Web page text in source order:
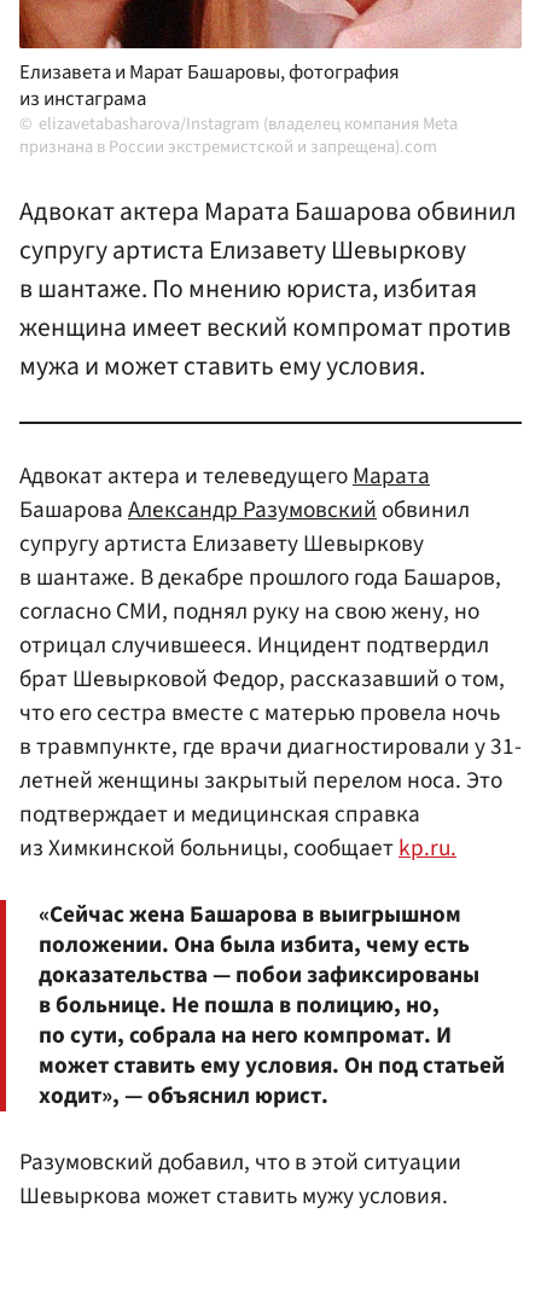
Елизавета и Марат Башаровы, фотография
из инстаграма
elizavetabasharova/Instagram (владелец компания Meta
признана в России экстремистской и запрещена).com
Адвокат актера Марата Башарова обвинил
супругу артиста Елизавету Шевыркову
в шантаже. По мнению юриста, избитая
женщина имеет веский компромат против
мужа и может ставить ему условия.
Адвокат актера и телеведущегоМарата
БашароваАлександр Разумовскийобвинил
супругу артиста Елизавету Шевыркову
в шантаже. В декабре прошлого года Башаров,
согласно СМИ, поднял руку на свою жену, но
отрицал случившееся. Инцидент подтвердил
брат Шевырковой Федор, рассказавший о том,
что его сестра вместе с матерью провела ночь
в травмпункте, где врачи диагностировали у 31-
летней женщины закрытый перелом носа. Это
подтверждает и медицинская справка
из Химкинской больницы, сообщаетkp.ru.
«Сейчас жена Башарова в выигрышном
положении. Она была избита, чему есть
доказательства — побои зафиксированы
в больнице. Не пошла в полицию, но,
по сути, собрала на него компромат. И
может ставить ему условия. Он под статьей
ходит», — объяснил юрист.
Разумовский добавил, что в этой ситуации
Шевыркова может ставить мужу условия.